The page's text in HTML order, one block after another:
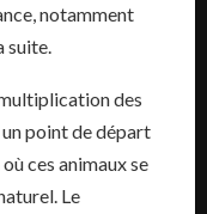
notamment
suite.
des
point de départ
ces animaux se
Le